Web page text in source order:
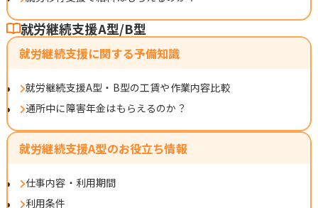
就労継続支援A型/B型
就労継続支援に関する予備知識
就労継続支援A型・B型の工賃や作業内容比較
通所中に障害年金はもらえるのか？
就労継続支援A型のお役立ち情報
仕事内容・利用期間
利用条件